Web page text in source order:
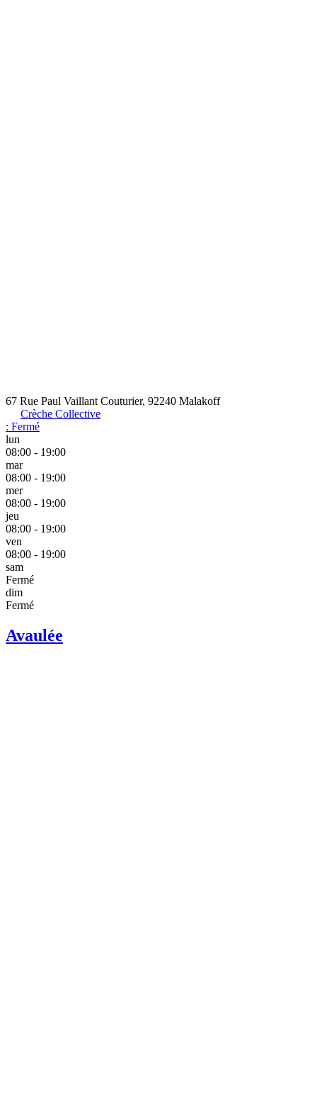
67 Rue Paul Vaillant Couturier, 92240 Malakoff
Crèche Collective
: Fermé
lun
08:00 - 19:00
mar
08:00 - 19:00
mer
08:00 - 19:00
jeu
08:00 - 19:00
ven
08:00 - 19:00
sam
Fermé
dim
Fermé
Avaulée